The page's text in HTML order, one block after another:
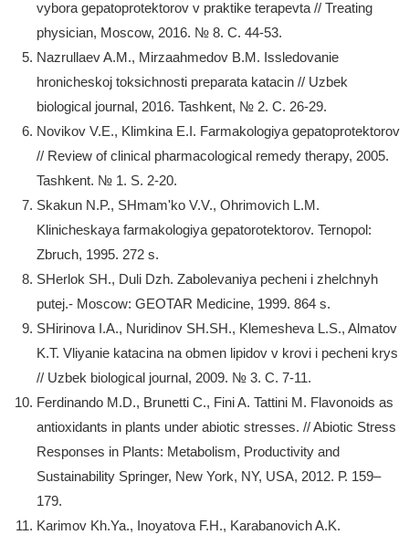
vybora gepatoprotektorov v praktike terapevta // Treating
physician, Moscow, 2016. № 8. C. 44-53.
Nazrullaev A.M., Mirzaahmedov B.M. Issledovanie
hronicheskoj toksichnosti preparata katacin // Uzbek
biological journal, 2016. Tashkent, № 2. C. 26-29.
Novikov V.Е., Klimkina Е.I. Farmakologiya gepatoprotektorov
// Review of clinical pharmacological remedy therapy, 2005.
Tashkent. № 1. S. 2-20.
Skakun N.P., SHmam'ko V.V., Ohrimovich L.M.
Klinicheskaya farmakologiya gepatorotektorov. Ternopol:
Zbruch, 1995. 272 s.
SHerlok SH., Duli Dzh. Zabolevaniya pecheni i zhelchnyh
putej.- Moscow: GEOTAR Medicine, 1999. 864 s.
SHirinova I.A., Nuridinov SH.SH., Klemesheva L.S., Almatov
K.T. Vliyanie katacina na obmen lipidov v krovi i pecheni krys
// Uzbek biological journal, 2009. № 3. C. 7-11.
Ferdinando M.D., Brunetti C., Fini A. Tattini M. Flavonoids as
antioxidants in plants under abiotic stresses. // Abiotic Stress
Responses in Plants: Metabolism, Productivity and
Sustainability Springer, New York, NY, USA, 2012. Р. 159–
179.
Karimov Kh.Ya., Inoyatova F.H., Karabanovich A.K.